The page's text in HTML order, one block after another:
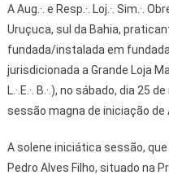
A Aug.·. e Resp.·. Loj.·. Sim.·.
Uruçuca, sul da Bahia, praticante
fundada/instalada em
jurisdicionada a Grande Loja
L.·.E.·. B.·.), no sábado, dia 25
sessão magna de iniciação de
A solene iniciática sessão,
Pedro Alves Filho, situado na